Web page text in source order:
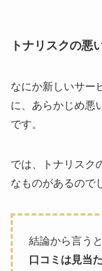
トナリスクの悪
なにか新しいサー
に、あらかじめ悪
です。
では、トナリスク
なものがあるので
結論から言うと
口コミは見当